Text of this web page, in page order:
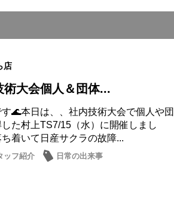
店
術大会個人＆団体...
🌊本日は、、社内技術大会で個人や団
た村上TS7/15（水）に開催しまし
着いて日産サクラの故障...
ッフ紹介 日常の出来事